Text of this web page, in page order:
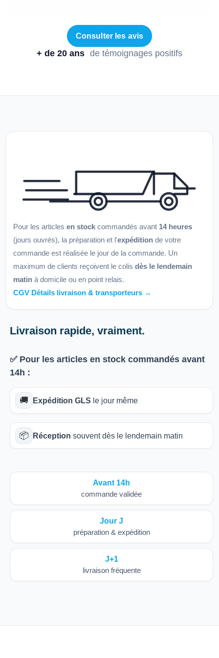
Consulter les avis
+ de 20 ans de témoignages positifs
Pour les articles en stock commandés avant 14 heures
(jours ouvrés), la préparation et l'expédition de votre
commande est réalisée le jour de la commande. Un
maximum de clients reçoivent le colis dès le lendemain
matin à domicile ou en point relais.
CGV Détails livraison & transporteurs →
Livraison rapide, vraiment.
✅ Pour les articles en stock commandés avant
14h :
🚚 Expédition GLS le jour même
📦 Réception souvent dès le lendemain matin
Avant 14h
commande validée
Jour J
préparation & expédition
J+1
livraison fréquente